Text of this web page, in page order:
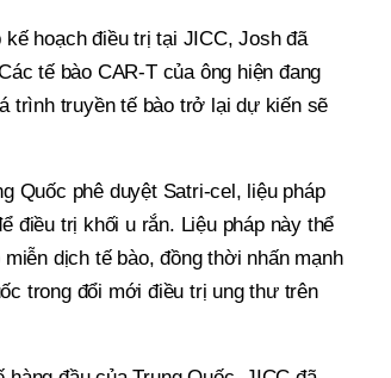
hoạch điều trị tại JICC, Josh đã
tế bào CAR-T của ông hiện đang
trình truyền tế bào trở lại dự kiến sẽ
Quốc phê duyệt Satri-cel, liệu pháp
điều trị khối u rắn. Liệu pháp này thể
dịch tế bào, đồng thời nhấn mạnh
trong đổi mới điều trị ung thư trên